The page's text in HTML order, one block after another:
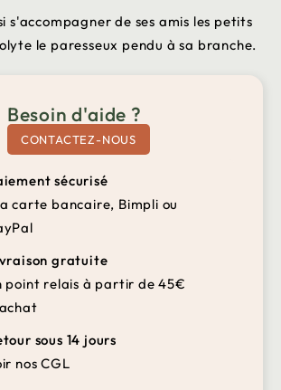
s'accompagner de ses amis les petits
le paresseux pendu à sa branche.
Besoin d'aide ?
CONTACTEZ-NOUS
sécurisé
carte bancaire, Bimpli ou
gratuite
point relais à partir de 45€
sous 14 jours
nos CGL